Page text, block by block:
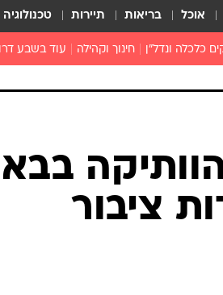
אוכל בריאות תיירות טכנולוגיה
כלכלה ונדל"ן חינוך וקהילה עוד בשבע
ציבור